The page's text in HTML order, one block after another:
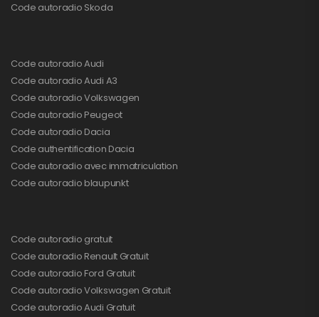
Code autoradio Skoda
Code autoradio Audi
Code autoradio Audi A3
Code autoradio Volkswagen
Code autoradio Peugeot
Code autoradio Dacia
Code authentification Dacia
Code autoradio avec immatriculation
Code autoradio blaupunkt
Code autoradio gratuit
Code autoradio Renault Gratuit
Code autoradio Ford Gratuit
Code autoradio Volkswagen Gratuit
Code autoradio Audi Gratuit